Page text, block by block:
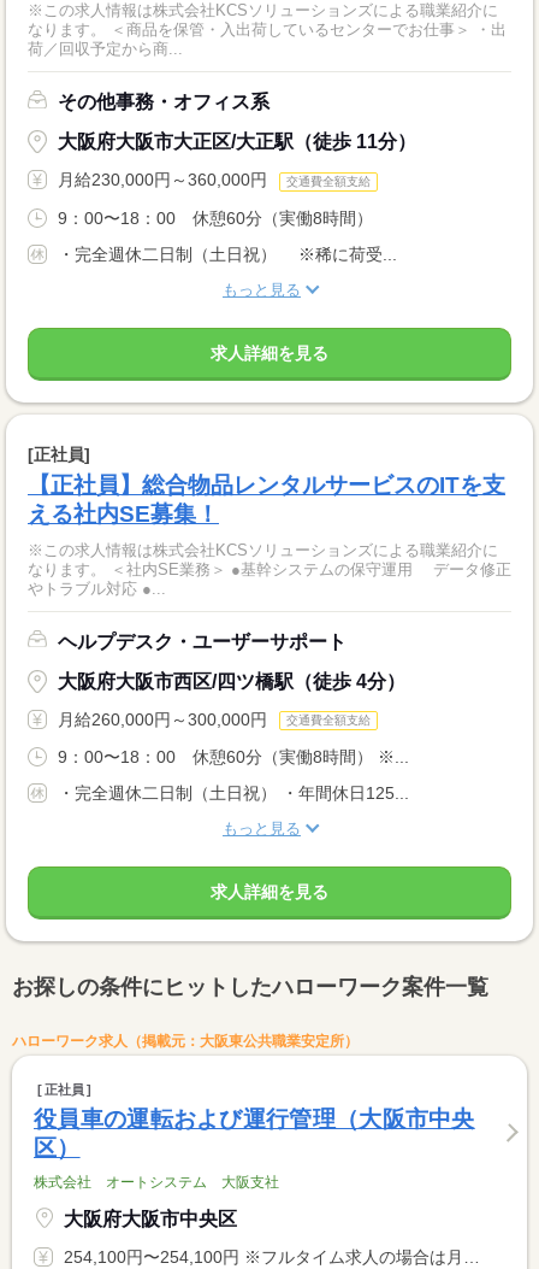
※この求人情報は株式会社KCSソリューションズによる職業紹介に
なります。 ＜商品を保管・入出荷しているセンターでお仕事＞ ・出
荷／回収予定から商...
その他事務・オフィス系
大阪府大阪市大正区/大正駅（徒歩 11分）
月給230,000円～360,000円 交通費全額支給
9：00〜18：00 休憩60分（実働8時間）
・完全週休二日制（土日祝） ※稀に荷受...
もっと見る
求人詳細を見る
[正社員]
【正社員】総合物品レンタルサービスのITを支
える社内SE募集！
※この求人情報は株式会社KCSソリューションズによる職業紹介に
なります。 ＜社内SE業務＞ ●基幹システムの保守運用 データ修正
やトラブル対応 ●...
ヘルプデスク・ユーザーサポート
大阪府大阪市西区/四ツ橋駅（徒歩 4分）
月給260,000円～300,000円 交通費全額支給
9：00〜18：00 休憩60分（実働8時間） ※...
・完全週休二日制（土日祝） ・年間休日125...
もっと見る
求人詳細を見る
お探しの条件にヒットしたハローワーク案件一覧
ハローワーク求人（掲載元：大阪東公共職業安定所）
正社員
役員車の運転および運行管理（大阪市中央
区）
株式会社 オートシステム 大阪支社
大阪府大阪市中央区
254,100円〜254,100円 ※フルタイム求人の場合は月額（換算額）、パート求人の場合は時間額を表示しています。